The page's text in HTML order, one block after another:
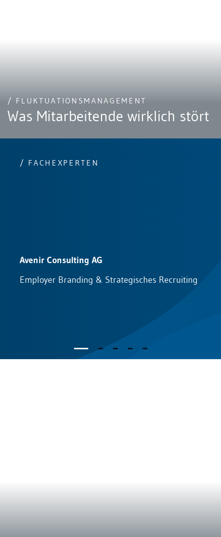
/ FLUKTUATIONSMANAGEMENT
Was Mitarbeitende wirklich stört
/ FACHEXPERTEN
Avenir Consulting AG
Employer Branding & Strategisches Recruiting